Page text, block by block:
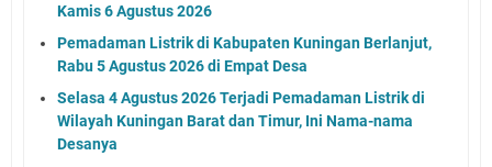
Kamis 6 Agustus 2026
Pemadaman Listrik di Kabupaten Kuningan Berlanjut,
Rabu 5 Agustus 2026 di Empat Desa
Selasa 4 Agustus 2026 Terjadi Pemadaman Listrik di
Wilayah Kuningan Barat dan Timur, Ini Nama-nama
Desanya